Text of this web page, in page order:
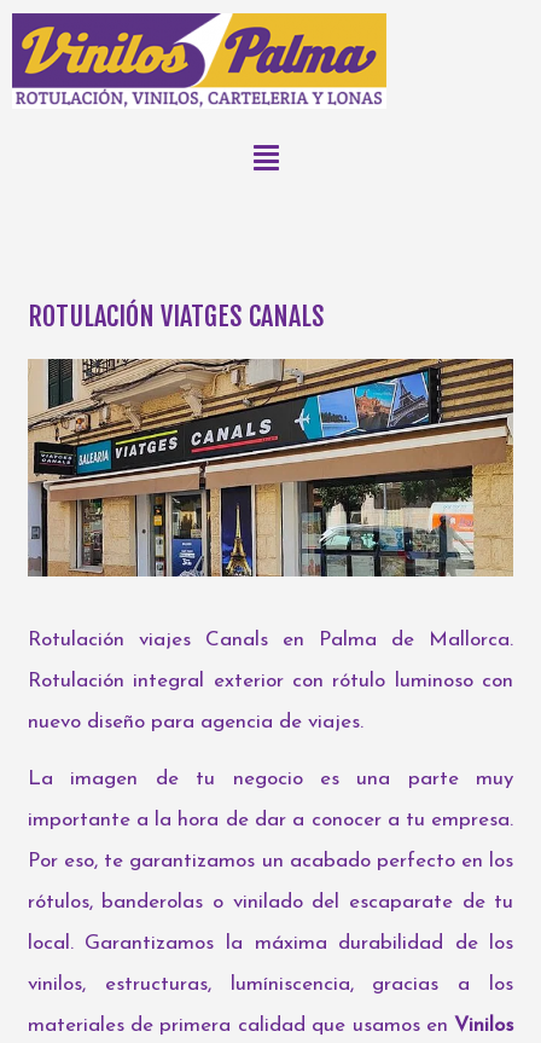
ROTULACIÓN VIATGES CANALS
Rotulación viajes Canals en Palma de Mallorca.
Rotulación integral exterior con rótulo luminoso con
nuevo diseño para agencia de viajes.
La imagen de tu negocio es una parte muy
importante a la hora de dar a conocer a tu empresa.
Por eso, te garantizamos un acabado perfecto en los
rótulos, banderolas o vinilado del escaparate de tu
local. Garantizamos la máxima durabilidad de los
vinilos, estructuras, lumíniscencia, gracias a los
materiales de primera calidad que usamos en Vinilos